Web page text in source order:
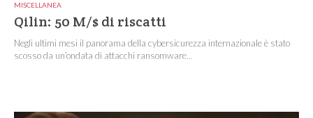
MISCELLANEA
Qilin: 50 M/$ di riscatti
Negli ultimi mesi il panorama della cybersicurezza internazionale è stato
scosso da un’ondata di attacchi ransomware...